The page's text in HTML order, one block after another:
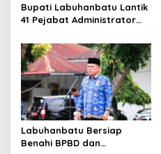
Bupati Labuhanbatu Lantik
41 Pejabat Administrator
Labuhanbatu Bersiap
Benahi BPBD dan